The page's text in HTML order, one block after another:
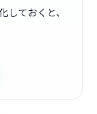
ておくと、